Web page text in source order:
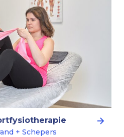
+ Schepers